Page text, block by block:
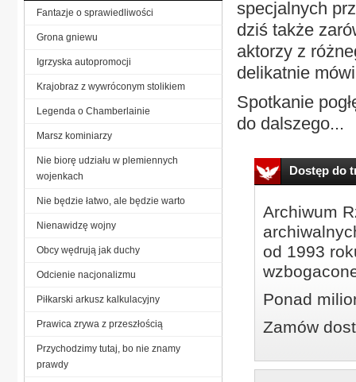
specjalnych
dziś także
aktorzy z
delikatnie
Spotkanie
do dalszego...
Dostęp do
Archiwum
od 1993
Ponad
Zamów
Fantazje o sprawiedliwości
Grona gniewu
Igrzyska autopromocji
Krajobraz z wywróconym stolikiem
Legenda o Chamberlainie
Marsz kominiarzy
Nie biorę udziału w plemiennych
wojenkach
Nie będzie łatwo, ale będzie warto
Nienawidzę wojny
Obcy wędrują jak duchy
Odcienie nacjonalizmu
Piłkarski arkusz kalkulacyjny
Prawica zrywa z przeszłością
Przychodzimy tutaj, bo nie znamy
prawdy